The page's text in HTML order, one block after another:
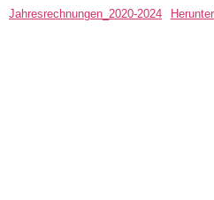
Jahresrechnungen_2020-2024